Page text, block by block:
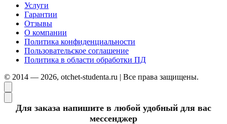
Услуги
Гарантии
Отзывы
О компании
Политика конфиденциальности
Пользовательское соглашение
Политика в области обработки ПД
© 2014 — 2026, otchet-studenta.ru | Все права защищены.
Для заказа напишите в любой удобный для вас
мессенджер